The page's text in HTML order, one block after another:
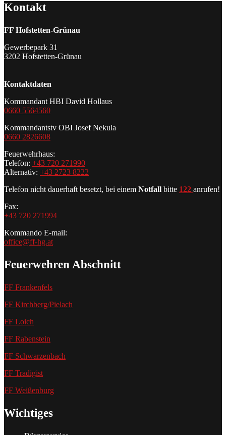
Kontakt
FF Hofstetten-Grünau
Gewerbepark 31
3202 Hofstetten-Grünau
Kontaktdaten
Kommandant HBI David Hollaus
0660 5564560
Kommandantstv OBI Josef Nekula
0660 2826608
Feuerwehrhaus:
Telefon: +43 720 271990
Alternativ: +43 2723 8222
Telefon nicht dauerhaft besetzt, bei einem Notfall bitte 122 anrufen!
Fax:
+43 720 271994
Kommando E-mail:
office@ff-hg.at
Feuerwehren Abschnitt
FF Frankenfels
FF Kirchberg/Pielach
FF Loich
FF Rabenstein
FF Schwarzenbach
FF Tradigist
FF Weißenburg
Wichtiges